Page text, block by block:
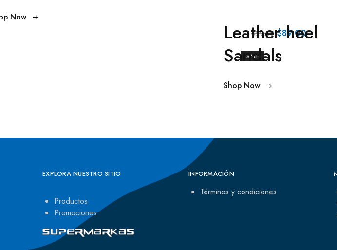
Now
$89.00
$99.00
SALE
Leather heel
Sandals
Shop Now
EXPLORA NUESTRO SITIO
Productos
Promociones
INFORMACIÓN
Términos y condiciones